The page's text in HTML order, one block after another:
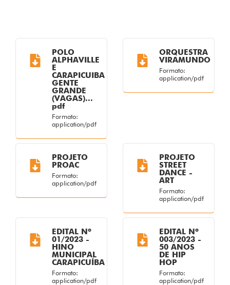
POLO
ALPHAVILLE
E
CARAPICUIBA
GENTE
GRANDE
(VAGAS)...
pdf
Formato:
application/pdf
ORQUESTRA
VIRAMUNDO
Formato:
application/pdf
PROJETO
PROAC
Formato:
application/pdf
PROJETO
STREET
DANCE -
ART
Formato:
application/pdf
EDITAL Nº
01/2023 -
HINO
MUNICIPAL
CARAPICUÍBA
Formato:
application/pdf
EDITAL Nº
003/2023 -
50 ANOS
DE HIP
HOP
Formato:
application/pdf